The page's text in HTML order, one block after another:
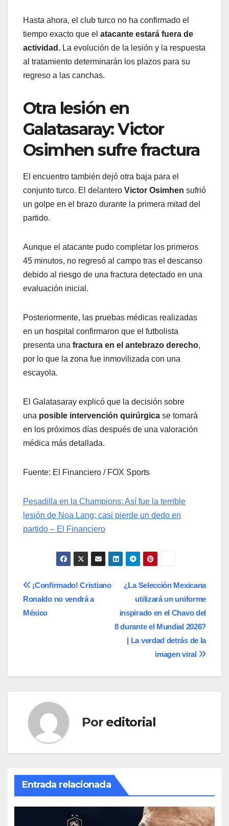
Hasta ahora, el club turco no ha confirmado el
tiempo exacto que el atacante estará fuera de
actividad. La evolución de la lesión y la respuesta
al tratamiento determinarán los plazos para su
regreso a las canchas.
Otra lesión en
Galatasaray: Victor
Osimhen sufre fractura
El encuentro también dejó otra baja para el
conjunto turco. El delantero Victor Osimhen sufrió
un golpe en el brazo durante la primera mitad del
partido.
Aunque el atacante pudo completar los primeros
45 minutos, no regresó al campo tras el descanso
debido al riesgo de una fractura detectado en una
evaluación inicial.
Posteriormente, las pruebas médicas realizadas
en un hospital confirmaron que el futbolista
presenta una fractura en el antebrazo derecho,
por lo que la zona fue inmovilizada con una
escayola.
El Galatasaray explicó que la decisión sobre
una posible intervención quirúrgica se tomará
en los próximos días después de una valoración
médica más detallada.
Fuente: El Financiero / FOX Sports
Pesadilla en la Champions: Así fue la terrible
lesión de Noa Lang; casi pierde un dedo en
partido – El Financiero
Navegación
de
¿La Selección Mexicana
utilizará un uniforme
inspirado en el Chavo del
8 durante el Mundial 2026?
| La verdad detrás de la
imagen viral
¡Confirmado! Cristiano
Ronaldo no vendrá a
México
Por editorial
Entrada relacionada